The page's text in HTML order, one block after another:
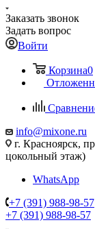
Заказать звонок
Задать вопрос
Войти
Корзина0
info@mixone.ru
г. Красноярск,
цокольный этаж)
WhatsApp
+7 (391) 988-98-57
+7 (391) 988-98-57